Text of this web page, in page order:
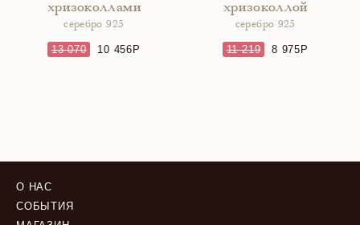
хризоколлами
серебро 925
13 070 10 456
хризоколлой
серебро 925
11 219 8 975
О НАС
СОБЫТИЯ